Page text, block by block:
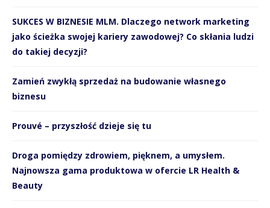
SUKCES W BIZNESIE MLM. Dlaczego network marketing
jako ścieżka swojej kariery zawodowej? Co skłania ludzi
do takiej decyzji?
Zamień zwykłą sprzedaż na budowanie własnego
biznesu
Prouvé – przyszłość dzieje się tu
Droga pomiędzy zdrowiem, pięknem, a umysłem.
Najnowsza gama produktowa w ofercie LR Health &
Beauty